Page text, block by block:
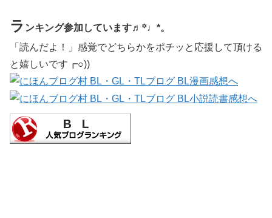
ラ ンキング参加しています♬꙳♩*。
「読んだよ！」感覚でどちらかをポチッと応援して頂ける
と嬉しいです┏○))